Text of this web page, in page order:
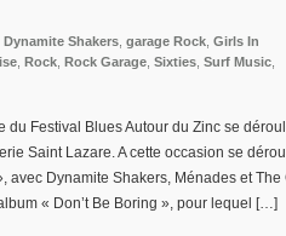
Dynamite Shakers garage Rock Girls In
Rock Rock Garage Sixties Surf Music
du Festival Blues Autour du Zinc se
Saint Lazare. A cette occasion se
Dynamite Shakers, Ménades et The
« Don’t Be Boring », pour lequel […]